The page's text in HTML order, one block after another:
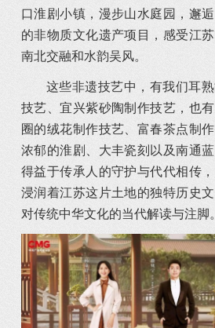
口淮剧小镇，漫步山水庭园，邂
的非物质文化遗产项目，感受江
南北交融和水韵吴风。
这些非遗技艺中，有我们耳
技艺、宜兴紫砂陶制作技艺，也
圈的绒花制作技艺、富春茶点制
浓郁的淮剧、大丰瓷刻以及南通
得益于传承人的守护与代代相传
浸润着江苏这片土地的独特历史
对传统中华文化的当代解读与注脚。